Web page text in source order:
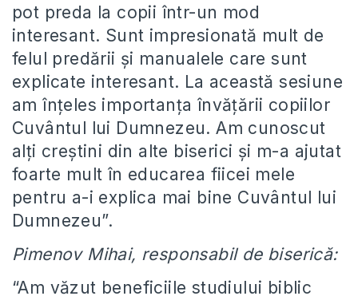
pot preda la copii într-un mod
interesant. Sunt impresionată mult de
felul predării și manualele care sunt
explicate interesant. La această sesiune
am înțeles importanța învățării copiilor
Cuvântul lui Dumnezeu. Am cunoscut
alți creștini din alte biserici și m-a ajutat
foarte mult în educarea fiicei mele
pentru a-i explica mai bine Cuvântul lui
Dumnezeu”.
Pimenov Mihai, responsabil de biserică:
“Am văzut beneficiile studiului biblic